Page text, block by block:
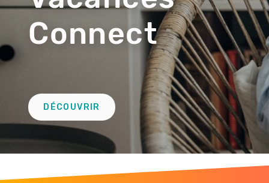
Connect
DÉCOUVRIR
remontée